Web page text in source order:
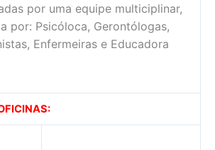
por uma equipe multiciplinar,
por: Psicóloca, Gerontólogas,
Enfermeiras e Educadora